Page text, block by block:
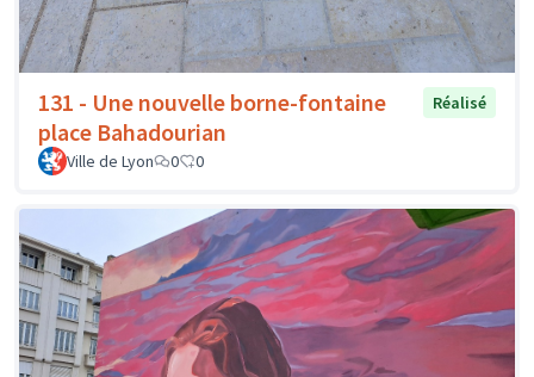
131 - Une nouvelle borne-fontaine
place Bahadourian
Réalisé
Ville de Lyon 0 0